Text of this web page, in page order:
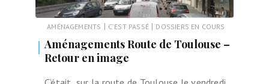
AMÉNAGEMENTS | C'EST PASSÉ | DOSSIERS EN COURS
Aménagements Route de Toulouse –
Retour en image